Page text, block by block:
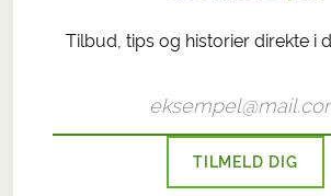
Tilbud, tips og historier direkte i
TILMELD DIG